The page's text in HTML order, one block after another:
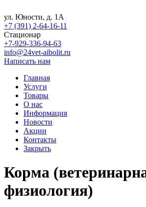
ул. Юности, д. 1А
+7 (391) 2-64-16-11
Стационар
+7-929-336-94-63
info@24vet-aibolit.ru
Написать нам
Главная
Услуги
Товары
О нас
Информация
Новости
Акции
Контакты
Закрыть
Корма
физиология)